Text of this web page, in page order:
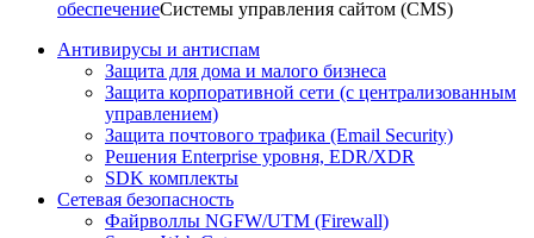
обеспечениеСистемы управления сайтом (CMS)
Антивирусы и антиспам
Защита для дома и малого бизнеса
Защита корпоративной сети (с централизованным
управлением)
Защита почтового трафика (Email Security)
Решения Enterprise уровня, EDR/XDR
SDK комплекты
Сетевая безопасность
Файрволлы NGFW/UTM (Firewall)